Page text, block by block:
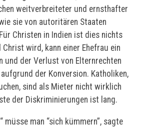
weitverbreiteter und ernsthafter
sie von autoritären Staaten
Christen in Indien ist dies nichts
Christ wird, kann einer Ehefrau ein
und der Verlust von Elternrechten
der Konversion. Katholiken,
sind als Mieter nicht wirklich
der Diskriminierungen ist lang.
müsse man “sich kümmern”, sagte